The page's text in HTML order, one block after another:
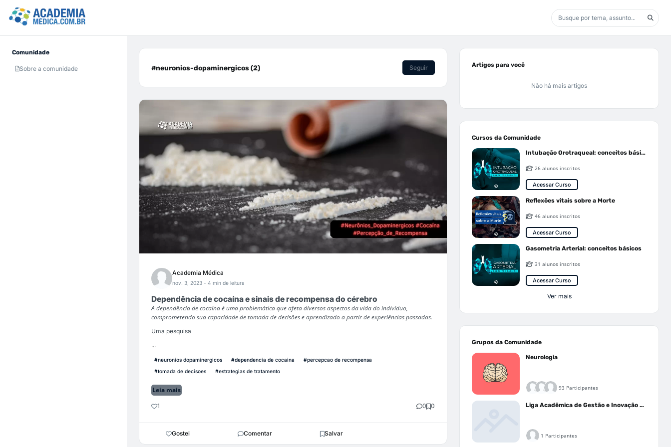
Comunidade
Sobre a comunidade #neuronios-dopaminergicos (2) Seguir
Academia Médica
nov. 3, 2023 - 4 min de leitura
Dependência de cocaína e sinais de recompensa do cérebro
A dependência de cocaína é uma problemática que afeta diversos aspectos da vida do indivíduo,
comprometendo sua capacidade de tomada de decisões e aprendizado a partir de experiências passadas.
Uma pesquisa
...
#neuronios dopaminergicos #dependencia de cocaina
#percepcao de recompensa
#tomada de decisoes
#estrategias de tratamento
Leia mais
1 0 0
Gostei Comentar Salvar
Artigos para você
Não há mais artigos
Cursos da Comunidade
Intubação Orotraqueal: conceitos básicos
26 alunos inscritos
Acessar Curso
Reflexões vitais sobre a Morte
46 alunos inscritos
Acessar Curso
Gasometria Arterial: conceitos básicos
31 alunos inscritos
Acessar Curso
Ver mais
Grupos da Comunidade
Neurologia
93 Participantes
Liga Acadêmica de Gestão e Inovação Médica - LAGIM
1 Participantes